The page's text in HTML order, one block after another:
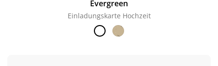
Evergreen
Einladungskarte Hochzeit